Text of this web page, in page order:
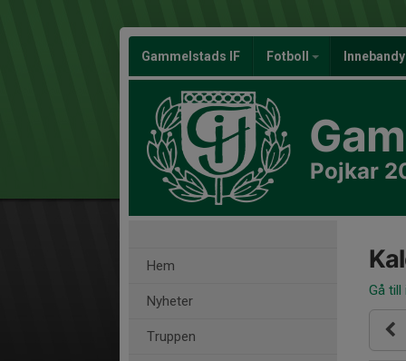
Gammelstads IF Fotboll
Pojkar
Hem
Nyheter
Truppen
Gå till